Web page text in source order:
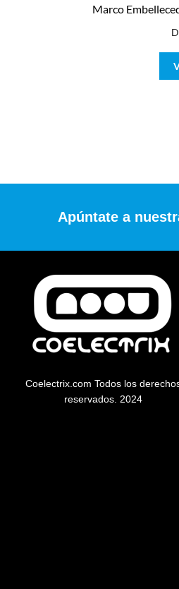
Marco
Apúntate a
Coelectrix.com Todos los
reservados. 2024